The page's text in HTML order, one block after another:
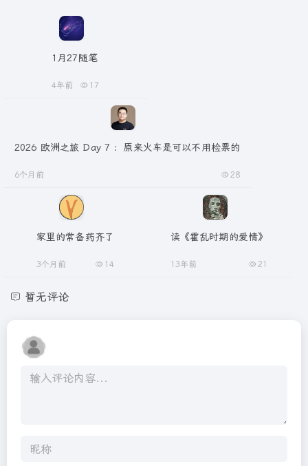
1月27随笔
4年前 17
2026 欧洲之旅 Day 7 ：原来火车是可以不用检票的
6个月前 28
家里的常备药齐了
3个月前 14
读《霍乱时期的爱情》
13年前 21
暂无评论